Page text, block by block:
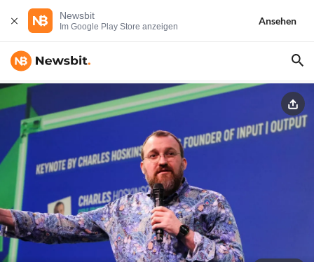
Newsbit
Im Google Play Store anzeigen
Ansehen